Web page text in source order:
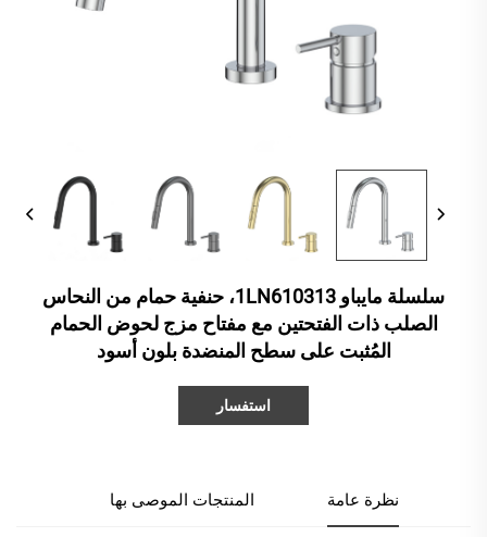
سلسلة مايباو 1LN610313، حنفية حمام من النحاس
الصلب ذات الفتحتين مع مفتاح مزج لحوض الحمام
المُثبت على سطح المنضدة بلون أسود
استفسار
نظرة عامة المنتجات الموصى بها